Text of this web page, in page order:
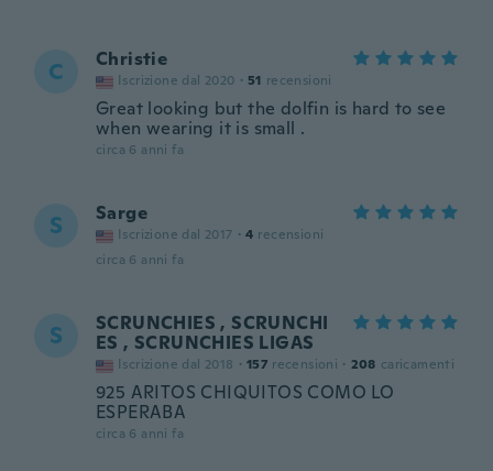
C Christie
Iscrizione dal 2020 · 51 recensioni
Great looking but the dolfin is hard to see
when wearing it is small .
circa 6 anni fa
S Sarge
Iscrizione dal 2017 · 4 recensioni
circa 6 anni fa
S
SCRUNCHIES , SCRUNCHI
ES , SCRUNCHIES LIGAS
Iscrizione dal 2018 · 157 recensioni · 208 caricamenti
925 ARITOS CHIQUITOS COMO LO
ESPERABA
circa 6 anni fa